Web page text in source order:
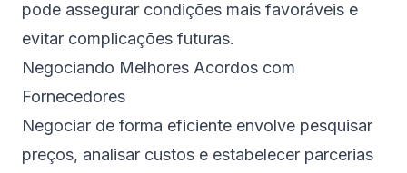
pode assegurar condições mais favoráveis e
evitar complicações futuras.
Negociando Melhores Acordos com
Fornecedores
Negociar de forma eficiente envolve pesquisar
preços, analisar custos e estabelecer parcerias